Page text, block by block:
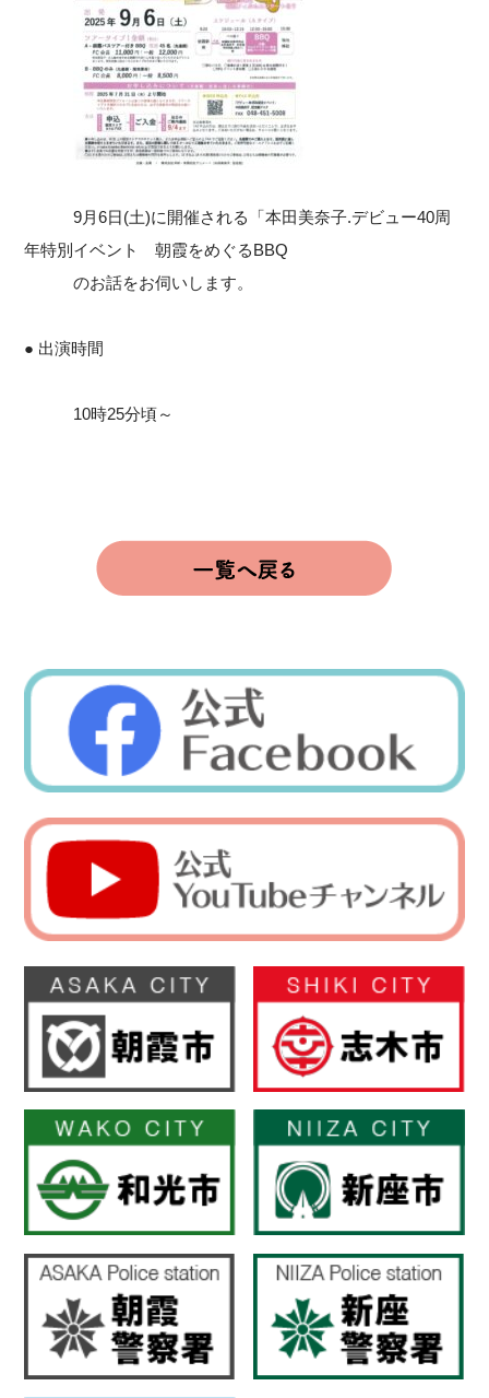
9月6日(土)に開催される「本田美奈子.デビュー40周
年特別イベント 朝霞をめぐるBBQ
のお話をお伺いします。
● 出演時間
10時25分頃～